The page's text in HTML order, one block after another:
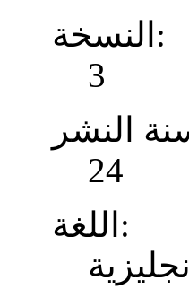
النسخة:
3
24
اللغة:
إنجليزية